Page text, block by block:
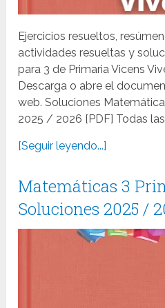
Ejercicios resueltos,
actividades resueltas y
para 3 de Primaria Vicens
Descarga o abre el
web. Soluciones
2025 / 2026 [PDF] Todas
[Seguir leyendo...]
Matemáticas 3
Soluciones 2025 /